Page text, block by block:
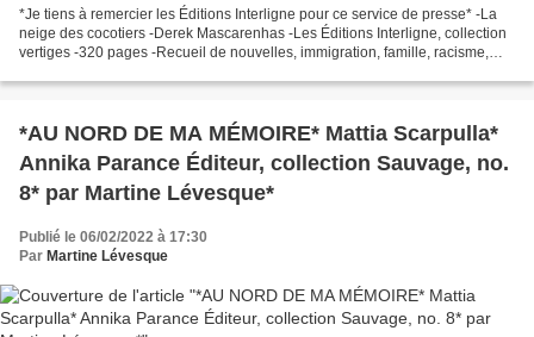
*Je tiens à remercier les Éditions Interligne pour ce service de presse* -La
neige des cocotiers -Derek Mascarenhas -Les Éditions Interligne, collection
vertiges -320 pages -Recueil de nouvelles, immigration, famille, racisme,
*AU NORD DE MA MÉMOIRE* Mattia Scarpulla*
Annika Parance Éditeur, collection Sauvage, no.
8* par Martine Lévesque*
Publié le 06/02/2022 à 17:30
Par Martine Lévesque